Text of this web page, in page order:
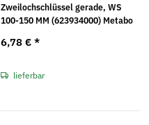
Zweilochschlüssel gerade, WS
100-150 MM (623934000) Metabo
6,78 € *
lieferbar